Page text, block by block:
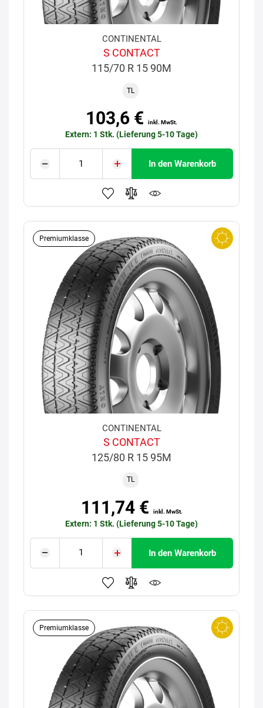
CONTINENTAL
S CONTACT
115/70 R 15 90M
TL
103,6 € inkl. MwSt.
Extern: 1 Stk. (Lieferung 5-10 Tage)
In den Warenkorb
Premiumklasse
CONTINENTAL
S CONTACT
125/80 R 15 95M
TL
111,74 € inkl. MwSt.
Extern: 1 Stk. (Lieferung 5-10 Tage)
In den Warenkorb
Premiumklasse